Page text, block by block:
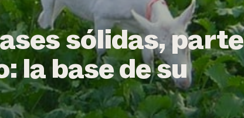
sólidas, parte
la base de su